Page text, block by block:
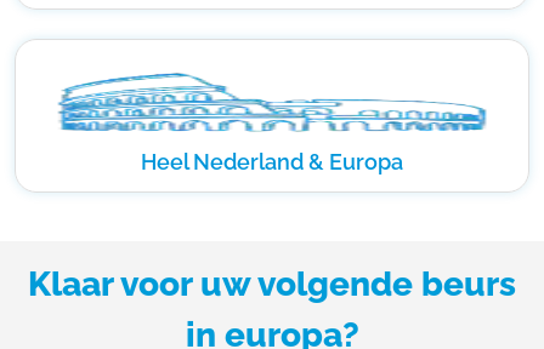
Heel Nederland & Europa
Klaar voor uw volgende beurs
in europa?